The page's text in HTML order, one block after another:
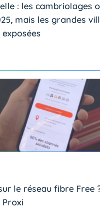
: les cambriolages
mais les grandes
le réseau fibre Free